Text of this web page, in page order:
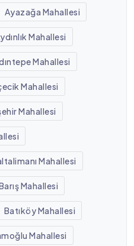
Ayazağa Mahallesi
Mahallesi
Mahallesi
Mahallesi
Mahallesi
Mahallesi
Mahallesi
Batıköy Mahallesi
Mahallesi